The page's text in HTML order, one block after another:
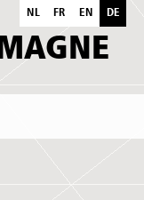
NL FR EN DE